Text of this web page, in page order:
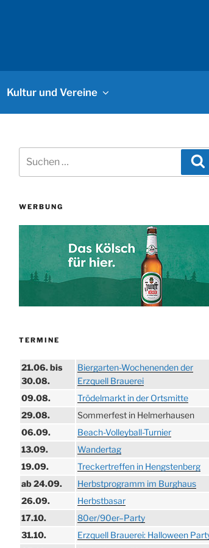
Kultur und Vereine
nach:
WERBUNG
TERMINE
21.06. bis
30.08.
Biergarten-Wochenenden der
Erzquell Brauerei
09.08.
Trödelmarkt in der Ortsmitte
29.08.
Sommerfest in Helmerhausen
06.09.
Beach-Volleyball-Turnier
13.09.
Wandertag
19.09.
Treckertreffen in Hengstenberg
ab 24.09.
Herbstprogramm im Burghaus
26.09.
Herbstbasar
17.10.
80er/90er–Party
31.10.
Erzquell Brauerei: Halloween